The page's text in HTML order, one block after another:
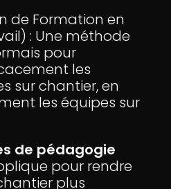
de Formation en
: Une méthode
pour
les
sur chantier, en
les équipes sur
de pédagogie
pour rendre
plus